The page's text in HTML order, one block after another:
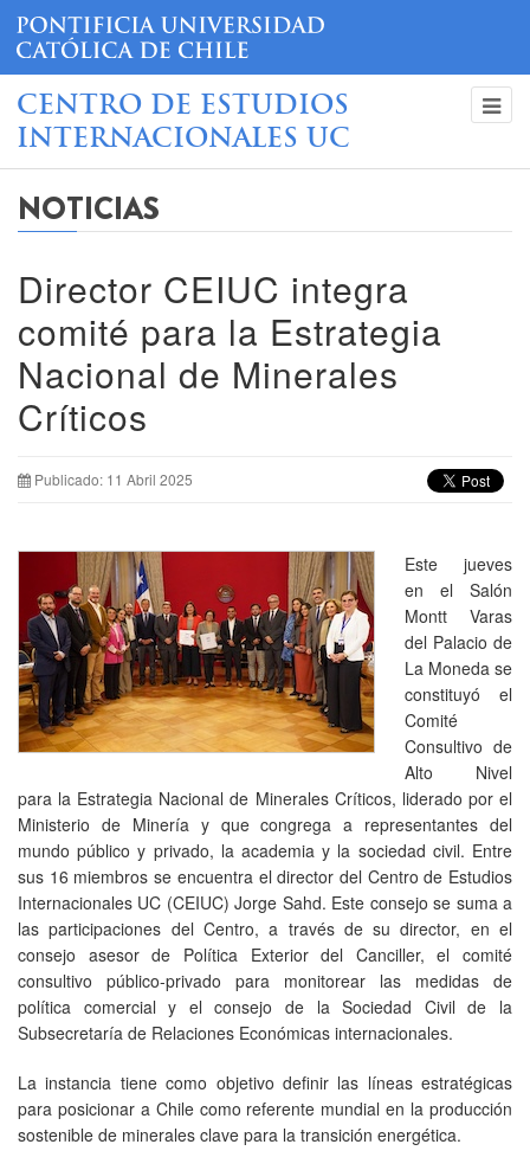
CENTRO DE ESTUDIOS
INTERNACIONALES UC
NOTICIAS
Director CEIUC integra
comité para la Estrategia
Nacional de Minerales
Críticos
Publicado: 11 Abril 2025
Este jueves
en el Salón
Montt Varas
del Palacio de
La Moneda se
constituyó el
Comité
Consultivo de
Alto Nivel
para la Estrategia Nacional de Minerales Críticos, liderado por el
Ministerio de Minería y que congrega a representantes del
mundo público y privado, la academia y la sociedad civil. Entre
sus 16 miembros se encuentra el director del Centro de Estudios
Internacionales UC (CEIUC) Jorge Sahd. Este consejo se suma a
las participaciones del Centro, a través de su director, en el
consejo asesor de Política Exterior del Canciller, el comité
consultivo público-privado para monitorear las medidas de
política comercial y el consejo de la Sociedad Civil de la
Subsecretaría de Relaciones Económicas internacionales.
La instancia tiene como objetivo definir las líneas estratégicas
para posicionar a Chile como referente mundial en la producción
sostenible de minerales clave para la transición energética.